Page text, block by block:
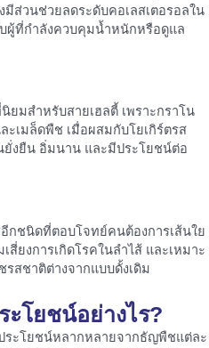
ส่วนช่วยลดระดับคอเลสเตอรอลใน
ผู้ที่กำลังควบคุมน้ำหนักหรือดูแล
ยมสำหรับสายเฮลตี้ เพราะกราโน
เมล็ดพืช เมื่อผสมกับโยเกิร์ตรส
ยั่งยืน อิ่มนาน และมีประโยชน์ต่อ
กชนิดที่ตอบโจทย์คนต้องการเส้นใย
ยงการเกิดโรคในลำไส้ และเหมาะ
สชาติต่างจากแบบดั้งเดิม
โยชน์อย่างไร?
ระโยชน์หลากหลายจากธัญพืชแต่ละ